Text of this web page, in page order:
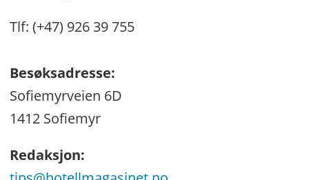
Tlf: (+47) 926 39 755
Besøksadresse:
Sofiemyrveien 6D
1412 Sofiemyr
Redaksjon: